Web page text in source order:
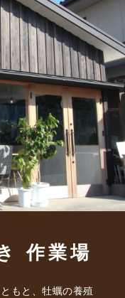
作業場
もと、牡蠣の養殖